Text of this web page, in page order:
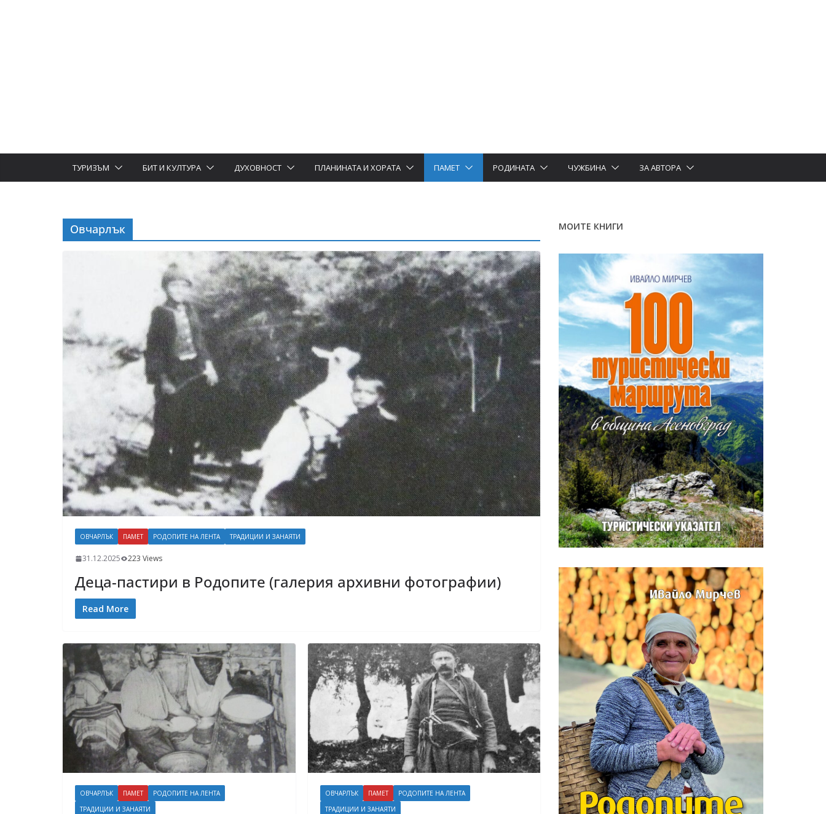
ТУРИЗЪМ БИТ И КУЛТУРА ДУХОВНОСТ ПЛАНИНАТА И ХОРАТА ПАМЕТ РОДИНАТА ЧУЖБИНА ЗА АВТОРА
Овчарлък
ОВЧАРЛЪК ПАМЕТ РОДОПИТЕ НА ЛЕНТА ТРАДИЦИИ И ЗАНАЯТИ
31.12.2025 223 Views
Деца-пастири в Родопите (галерия архивни фотографии)
Read More
ОВЧАРЛЪК ПАМЕТ
РОДОПИТЕ НА ЛЕНТА
ТРАДИЦИИ И ЗАНАЯТИ
ОВЧАРЛЪК ПАМЕТ
РОДОПИТЕ НА ЛЕНТА
ТРАДИЦИИ И ЗАНАЯТИ
МОИТЕ КНИГИ